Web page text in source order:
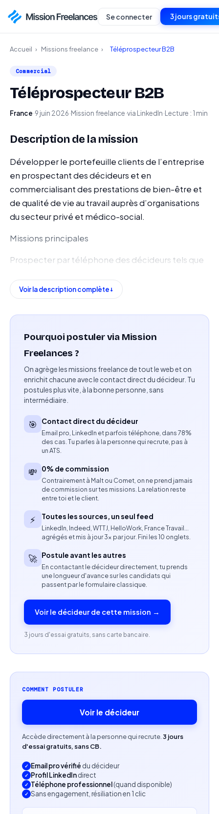
Se connecter 3 jours
Accueil › Missions freelance › Téléprospecteur B2B
Commercial
Téléprospecteur B2B
France·9 juin 2026·Mission freelance·via LinkedIn·Lecture : 1 min
Description de la mission
Développer le portefeuille clients de l’entreprise
en prospectant des décideurs et en
commercialisant des prestations de bien-être et
de qualité de vie au travail auprès d’organisations
du secteur privé et médico-social.
Missions principales
Prospecter par téléphone des décideurs tels que
directeurs de cliniques et responsables de
services.
Présenter les prestations de bien-être et de
qualité de vie au travail.
Qualifier les besoins des prospects.
Traiter les objections et accompagner les
prospects dans leur prise de décision.
Obtenir des devis signés.
Assurer le suivi commercial jusqu’à la signature du
contrat et la réalisation de l’intervention.
Mettre à jour les informations de suivi commercial.
Compétences attendues
Expérience réussie en téléprospection B2B.
Excellente aisance téléphonique et capacité à
argumenter.
Maîtrise des techniques de qualification et de
prospection commerciale.
Capacité à gérer un cycle commercial jusqu’à la
signature.
appréciée.
Organisation et autonomie dans la gestion de
l’activité.
Expérience dans les secteurs des services, de la
santé, des ressources humaines ou du bien-être
appréciée.
Statut auto-entrepreneur obligatoire.
Résidence en France obligatoire.
Voir la description complète
Pourquoi postuler via Mission
Freelances ?
On agrège les missions freelance de tout le web et on
enrichit chacune avec le contact direct du décideur. Tu
postules plus vite, à la bonne personne, sans
intermédiaire.
🎯 Contact direct du décideur
Email pro, LinkedIn et parfois téléphone, dans 78%
des cas. Tu parles à la personne qui recrute, pas à
un ATS.
💸 0% de commission
Contrairement à Malt ou Comet, on ne prend jamais
de commission sur tes missions. La relation reste
entre toi et le client.
⚡ Toutes les sources, un seul feed
LinkedIn, Indeed, WTTJ, HelloWork, France Travail…
agrégés et mis à jour 3× par jour. Fini les 10 onglets.
🚀 Postule avant les autres
En contactant le décideur directement, tu prends
une longueur d'avance sur les candidats qui
passent par le formulaire classique.
Voir le décideur de cette mission →
3 jours d'essai gratuits, sans carte bancaire.
COMMENT POSTULER
Voir le décideur
Accède directement à la personne qui recrute. 3 jours
d'essai gratuits, sans CB.
Email pro vérifié du décideur
Profil LinkedIndirect
Téléphone professionnel(quand disponible)
Sans engagement, résiliation en 1 clic